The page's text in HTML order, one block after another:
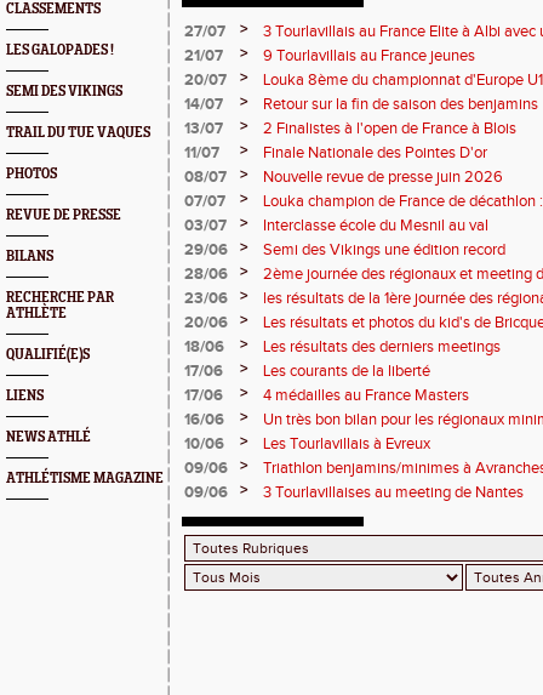
CLASSEMENTS
LES GALOPADES !
SEMI DES VIKINGS
TRAIL DU TUE VAQUES
PHOTOS
REVUE DE PRESSE
BILANS
RECHERCHE PAR
ATHLÈTE
QUALIFIÉ(E)S
LIENS
NEWS ATHLÉ
ATHLÉTISME MAGAZINE
27/07 >
3 Tourlavillais au France Elite à Albi
Juliette
21/07 >
9 Tourlavillais au France jeunes
20/07
>
Louka 8ème du championnat d'Europe
14/07
>
Retour sur la fin de saison des benjamins
13/07
>
2 Finalistes à l'open de France à Blois
11/07
>
Finale Nationale des Pointes D'or
08/07
>
Nouvelle revue de presse juin 2026
07/07
>
Louka champion de France de décathlon
points !
03/07 >
Interclasse école du Mesnil au val
29/06
>
Semi des Vikings une édition record
28/06
>
2ème journée des régionaux et meeting
23/06
>
les résultats de la 1ère journée des
2 titres
20/06 >
Les résultats et photos du kid's de
18/06
>
Les résultats des derniers meetings
17/06
>
Les courants de la liberté
17/06
>
4 médailles au France Masters
16/06
>
Un très bon bilan pour les régionaux
10/06
>
Les Tourlavillais à Evreux
09/06
>
Triathlon benjamins/minimes à
09/06
> 3 Tourlavillaises au meeting de Nantes